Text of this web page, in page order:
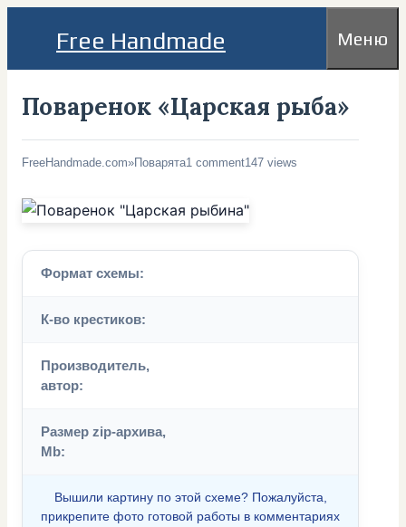
Free Handmade Меню
Поваренок «Царская рыба»
FreeHandmade.com»Поварята1 comment147 views
Формат схемы:
К-во крестиков:
Производитель,
автор:
Размер zip-архива,
Mb:
Вышили картину по этой схеме? Пожалуйста,
прикрепите фото готовой работы в комментариях